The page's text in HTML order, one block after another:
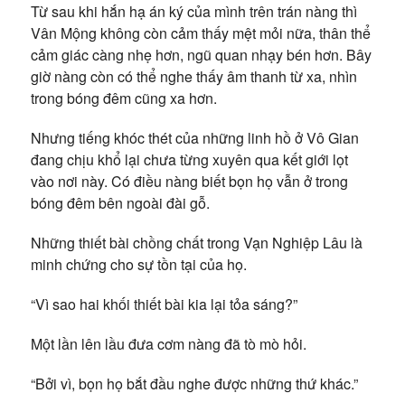
Từ sau khi hắn hạ án ký của mình trên trán nàng thì
Vân Mộng không còn cảm thấy mệt mỏi nữa, thân thể
cảm giác càng nhẹ hơn, ngũ quan nhạy bén hơn. Bây
giờ nàng còn có thể nghe thấy âm thanh từ xa, nhìn
trong bóng đêm cũng xa hơn.
Nhưng tiếng khóc thét của những linh hồ ở Vô Gian
đang chịu khổ lại chưa từng xuyên qua kết giới lọt
vào nơi này. Có điều nàng biết bọn họ vẫn ở trong
bóng đêm bên ngoài đài gỗ.
Những thiết bài chồng chất trong Vạn Nghiệp Lâu là
minh chứng cho sự tồn tại của họ.
“Vì sao hai khối thiết bài kia lại tỏa sáng?”
Một lần lên lầu đưa cơm nàng đã tò mò hỏi.
“Bởi vì, bọn họ bắt đầu nghe được những thứ khác.”